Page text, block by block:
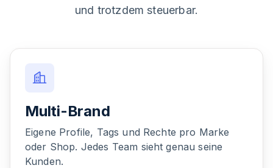
und trotzdem steuerbar.
Multi-Brand
Eigene Profile, Tags und Rechte pro Marke
oder Shop. Jedes Team sieht genau seine
Kunden.